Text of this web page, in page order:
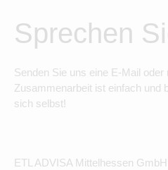
Sprechen
Senden Sie uns eine E-Mail oder
Zusammenarbeit ist einfach und
sich selbst!
ETL ADVISA Mittelhessen GmbH